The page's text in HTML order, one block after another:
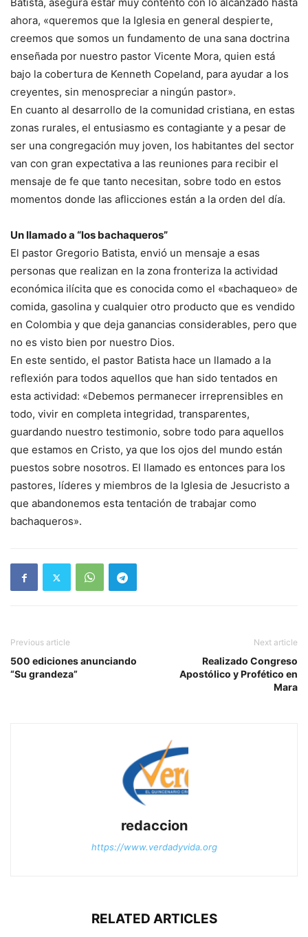
Batista, asegura estar muy contento con lo alcanzado hasta
ahora, «queremos que la Iglesia en general despierte,
creemos que somos un fundamento de una sana doctrina
enseñada por nuestro pastor Vicente Mora, quien está
bajo la cobertura de Kenneth Copeland, para ayudar a los
creyentes, sin menospreciar a ningún pastor».
En cuanto al desarrollo de la comunidad cristiana, en estas
zonas rurales, el entusiasmo es contagiante y a pesar de
ser una congregación muy joven, los habitantes del sector
van con gran expectativa a las reuniones para recibir el
mensaje de fe que tanto necesitan, sobre todo en estos
momentos donde las aflicciones están a la orden del día.
Un llamado a “los bachaqueros”
El pastor Gregorio Batista, envió un mensaje a esas
personas que realizan en la zona fronteriza la actividad
económica ilícita que es conocida como el «bachaqueo» de
comida, gasolina y cualquier otro producto que es vendido
en Colombia y que deja ganancias considerables, pero que
no es visto bien por nuestro Dios.
En este sentido, el pastor Batista hace un llamado a la
reflexión para todos aquellos que han sido tentados en
esta actividad: «Debemos permanecer irreprensibles en
todo, vivir en completa integridad, transparentes,
guardando nuestro testimonio, sobre todo para aquellos
que estamos en Cristo, ya que los ojos del mundo están
puestos sobre nosotros. El llamado es entonces para los
pastores, líderes y miembros de la Iglesia de Jesucristo a
que abandonemos esta tentación de trabajar como
bachaqueros».
Previous article
500 ediciones anunciando
“Su grandeza”
Next article
Realizado Congreso
Apostólico y Profético en
Mara
redaccion
https://www.verdadyvida.org
RELATED ARTICLES